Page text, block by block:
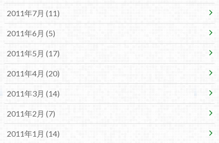
2011年7月 (11)
2011年6月 (5)
2011年5月 (17)
2011年4月 (20)
2011年3月 (14)
2011年2月 (7)
2011年1月 (14)